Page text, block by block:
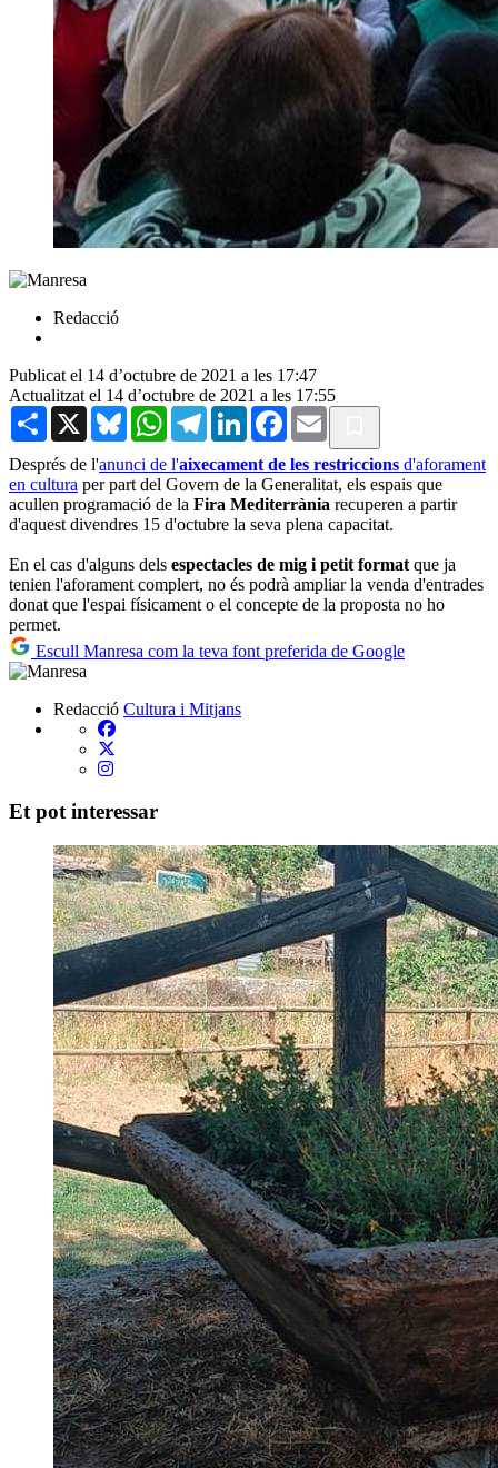
Redacció
Publicat el 14 d’octubre de 2021 a les 17:47
Actualitzat el 14 d’octubre de 2021 a les 17:55
Share X BlueskyWhatsAppTelegramLinkedInFacebook
Email
Després de l'anunci de l'aixecament de les restriccions d'aforament
en cultura per part del Govern de la Generalitat, els espais que
acullen programació de la Fira Mediterrània recuperen a partir
d'aquest divendres 15 d'octubre la seva plena capacitat.
En el cas d'alguns dels espectacles de mig i petit format que ja
tenien l'aforament complert, no és podrà ampliar la venda d'entrades
donat que l'espai físicament o el concepte de la proposta no ho
permet.
Escull Manresa com la teva font preferida de Google
Redacció Cultura i Mitjans
Et pot interessar